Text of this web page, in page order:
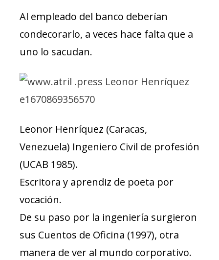
Al empleado del banco deberían
condecorarlo, a veces hace falta que a
uno lo sacudan.
Leonor Henríquez (Caracas,
Venezuela) Ingeniero Civil de profesión
(UCAB 1985).
Escritora y aprendiz de poeta por
vocación.
De su paso por la ingeniería surgieron
sus Cuentos de Oficina (1997), otra
manera de ver al mundo corporativo.